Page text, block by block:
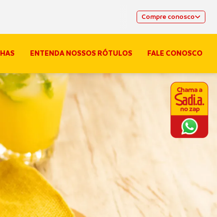
Compre conosco
ENTENDA NOSSOS RÓTULOS FALE CONOSCO